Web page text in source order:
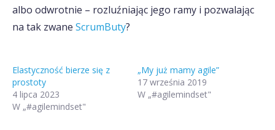
albo odwrotnie – rozluźniając jego ramy i pozwalając
na tak zwane ScrumButy?
Elastyczność bierze się z
prostoty
4 lipca 2023
W „#agilemindset"
„My już mamy agile”
17 września 2019
W „#agilemindset"